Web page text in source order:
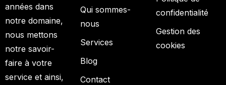
années dans
notre domaine,
nous mettons
notre savoir-
faire à votre
service et ainsi,
Qui sommes-
nous
Services
Blog
Contact
confidentialité
Gestion des
cookies